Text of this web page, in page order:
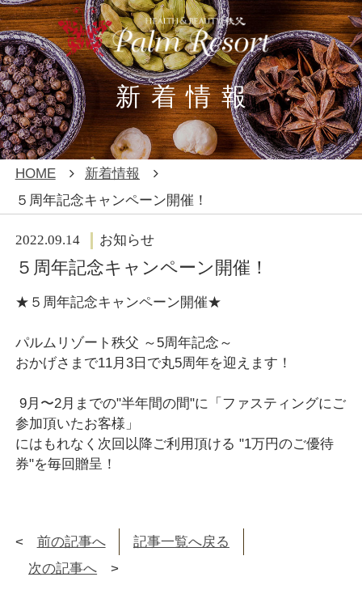
新着情報
HOME
新着情報
５周年記念キャンペーン開催！
2022.09.14 お知らせ
５周年記念キャンペーン開催！
★５周年記念キャンペーン開催★
パルムリゾート秩父 ～5周年記念～
おかげさまで11月3日で丸5周年を迎えます！
9月〜2月までの"半年間の間"に「ファスティングにご
参加頂いたお客様」
にはもれなく次回以降ご利用頂ける "1万円のご優待
券"を毎回贈呈！
前の記事へ
記事一覧へ戻る
次の記事へ
REBORN エステ
ファスティング
ヨガ・レジャー
温泉・館内
アメニティ・客
新着情報
ご宿泊予約
お問い合わせ・ご予約はこちら
0494-26-5636